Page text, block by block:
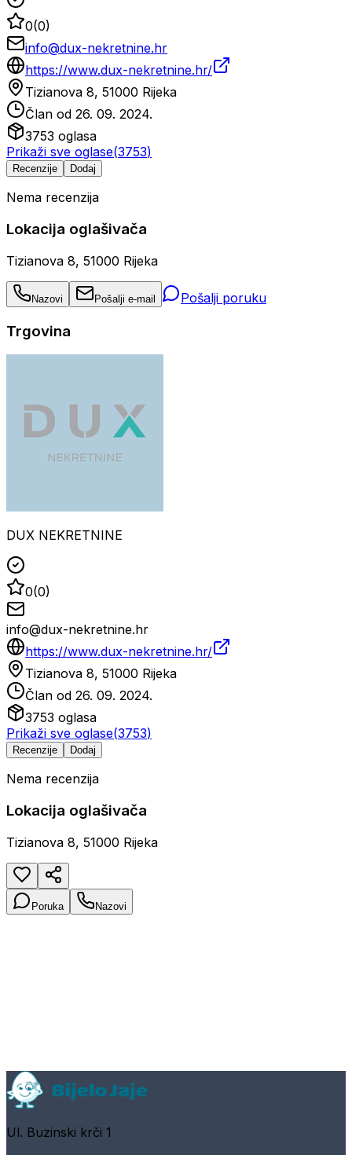
0(0)
info@dux-nekretnine.hr
https://www.dux-nekretnine.hr/
Tizianova 8, 51000 Rijeka
Član od 26. 09. 2024.
3753 oglasa
Prikaži sve oglase(3753)
Recenzije Dodaj
Nema recenzija
Lokacija oglašivača
Tizianova 8, 51000 Rijeka
Nazovi Pošalji e-mail Pošalji poruku
Trgovina
DUX NEKRETNINE
0(0)
info@dux-nekretnine.hr
https://www.dux-nekretnine.hr/
Tizianova 8, 51000 Rijeka
Član od 26. 09. 2024.
3753 oglasa
Prikaži sve oglase(3753)
Recenzije Dodaj
Nema recenzija
Lokacija oglašivača
Tizianova 8, 51000 Rijeka
Poruka Nazovi
Ul. Buzinski krči 1